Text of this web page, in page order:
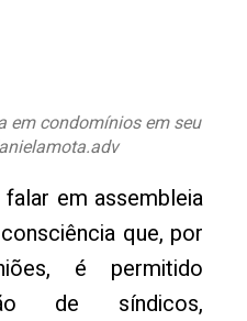
em condomínios em seu
em assembleia
que, por
é permitido
de síndicos,